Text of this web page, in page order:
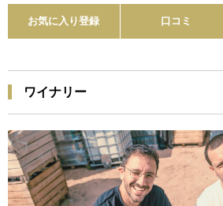
お気に入り登録 口コミ
ワイナリー